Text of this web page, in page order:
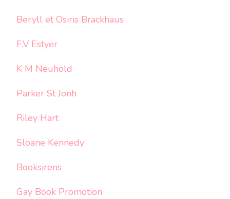
Beryll et Osiris Brackhaus
F.V Estyer
K M Neuhold
Parker St Jonh
Riley Hart
Sloane Kennedy
Booksirens
Gay Book Promotion